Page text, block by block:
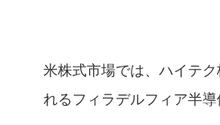
米株式市場では、ハイテ
れるフィラデルフィア半